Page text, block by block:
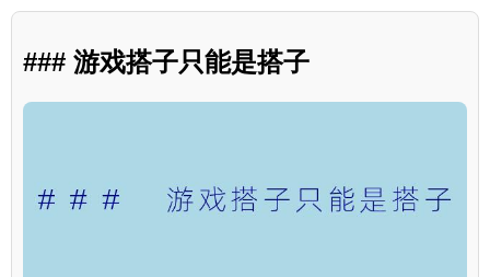
### 游戏搭子只能是搭子